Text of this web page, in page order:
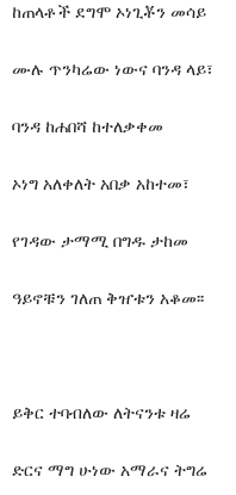
ከጠላቶች ደግሞ ኦነጊቾን መሳይ
ሙሉ ጥንካሬው ነውና ባንዳ ላይ፣
ባንዳ ከሐበሻ ከተለቃቀመ
ኦነግ አለቀለት አበቃ አከተመ፣
የገዳው ታማሚ በግዱ ታከመ
ዓይኖቹን ገለጠ ቅዠቱን አቆመ፡፡
ይቅር ተባብለው ለትናንቱ ዛሬ
ድርና ማግ ሁነው አማራና ትግሬ